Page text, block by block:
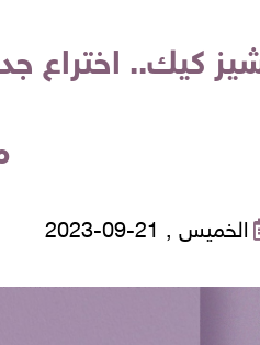
كيك..
الخميس , 21-09-2023